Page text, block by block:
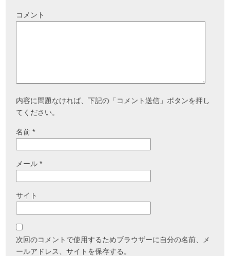
コメント
内容に問題なければ、下記の「コメント送信」ボタンを押し
てください。
名前*
メール*
サイト
次回のコメントで使用するためブラウザーに自分の名前、メ
ールアドレス、サイトを保存する。